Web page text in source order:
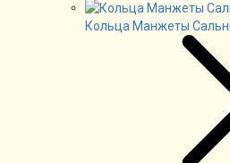
Кольца Манжеты